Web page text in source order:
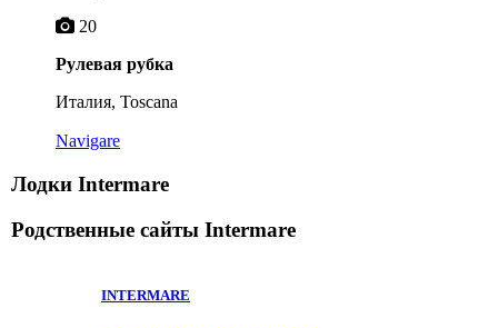
20
Рулевая рубка
Италия, Toscana
Navigare
Лодки Intermare
Родственные сайты Intermare
INTERMARE